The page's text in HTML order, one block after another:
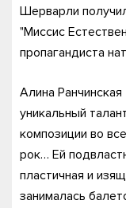
Шерварли
"Миссис
пропагандиста
Алина
уникальный
композиции во
рок… Ей
пластичная и
занималась